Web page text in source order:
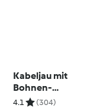
Kabeljau mit
Bohnen-
Kartoffelstampf
4.1 (304)